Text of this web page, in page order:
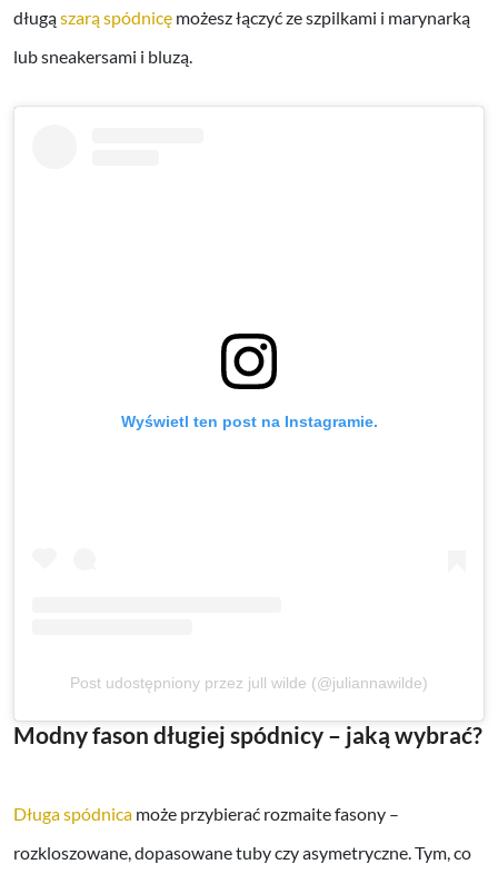
długąszarą spódnicę możesz łączyć ze szpilkami i marynarką
lub sneakersami i bluzą.
Wyświetl ten post na Instagramie.
Post udostępniony przez jull wilde (@juliannawilde)
Modny fason długiej spódnicy – jaką wybrać?
Długa spódnica może przybierać rozmaite fasony –
rozkloszowane, dopasowane tuby czy asymetryczne. Tym, co